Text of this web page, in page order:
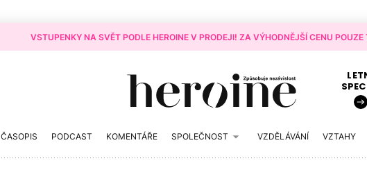
VSTUPENKY NA SVĚT PODLE HEROINE V PRODEJI! ZA VÝHODNĚJŠÍ CENU
ČASOPIS PODCAST KOMENTÁŘE SPOLEČNOST VZDĚLÁVÁNÍ VZTAHY